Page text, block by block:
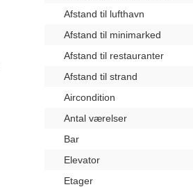
Afstand til lufthavn
Afstand til minimarked
Afstand til restauranter
Afstand til strand
Aircondition
Antal værelser
Bar
Elevator
Etager